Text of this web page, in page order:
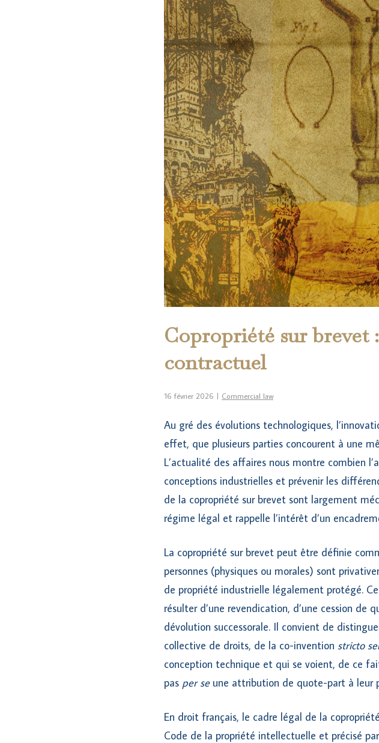
Copropriété sur brevet
contractuel
16 février 2026 Commercial law
Au gré des évolutions technologiques,
effet, que plusieurs parties concourent à une
L’actualité des affaires nous montre combien
conceptions industrielles et prévenir les
de la copropriété sur brevet sont largement
régime légal et rappelle l’intérêt d’un
La copropriété sur brevet peut être définie
personnes (physiques ou morales) sont
de propriété industrielle légalement protégé.
résulter d’une revendication, d’une cession de
dévolution successorale. Il convient de
collective de droits, de la co-invention stricto
conception technique et qui se voient, de ce
pas per seune attribution de quote-part à leur
En droit français, le cadre légal de la
Code de la propriété intellectuelle et précisé